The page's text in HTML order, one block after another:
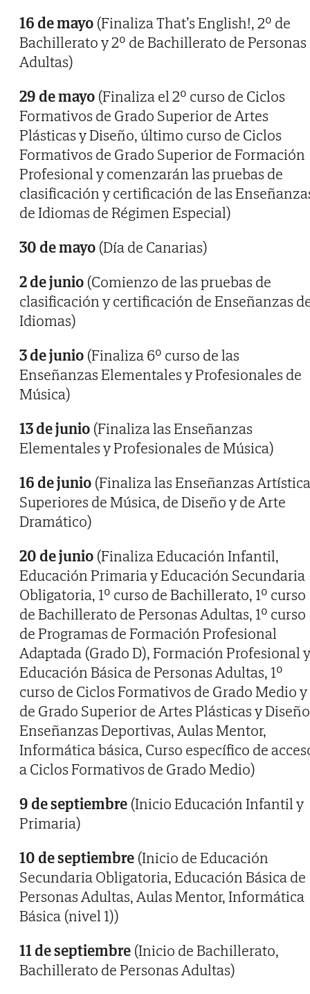
16 de mayo (Finaliza That’s English!, 2º de
Bachillerato y 2º de Bachillerato de Personas
Adultas)
29 de mayo (Finaliza el 2º curso de Ciclos
Formativos de Grado Superior de Artes
Plásticas y Diseño, último curso de Ciclos
Formativos de Grado Superior de Formación
Profesional y comenzarán las pruebas de
clasificación y certificación de las
de Idiomas de Régimen Especial)
30 de mayo (Día de Canarias)
2 de junio (Comienzo de las pruebas de
clasificación y certificación de Enseñanzas
Idiomas)
3 de junio (Finaliza 6º curso de las
Enseñanzas Elementales y Profesionales de
Música)
13 de junio (Finaliza las Enseñanzas
Elementales y Profesionales de Música)
16 de junio (Finaliza las Enseñanzas
Superiores de Música, de Diseño y de Arte
Dramático)
20 de junio (Finaliza Educación Infantil,
Educación Primaria y Educación Secundaria
Obligatoria, 1º curso de Bachillerato, 1º curso
de Bachillerato de Personas Adultas, 1º curso
de Programas de Formación Profesional
Adaptada (Grado D), Formación Profesional y
Educación Básica de Personas Adultas, 1º
curso de Ciclos Formativos de Grado Medio y
de Grado Superior de Artes Plásticas y
Enseñanzas Deportivas, Aulas Mentor,
Informática básica, Curso específico de
a Ciclos Formativos de Grado Medio)
9 de septiembre (Inicio Educación Infantil y
Primaria)
10 de septiembre (Inicio de Educación
Secundaria Obligatoria, Educación Básica de
Personas Adultas, Aulas Mentor, Informática
Básica (nivel 1))
11 de septiembre (Inicio de Bachillerato,
Bachillerato de Personas Adultas)